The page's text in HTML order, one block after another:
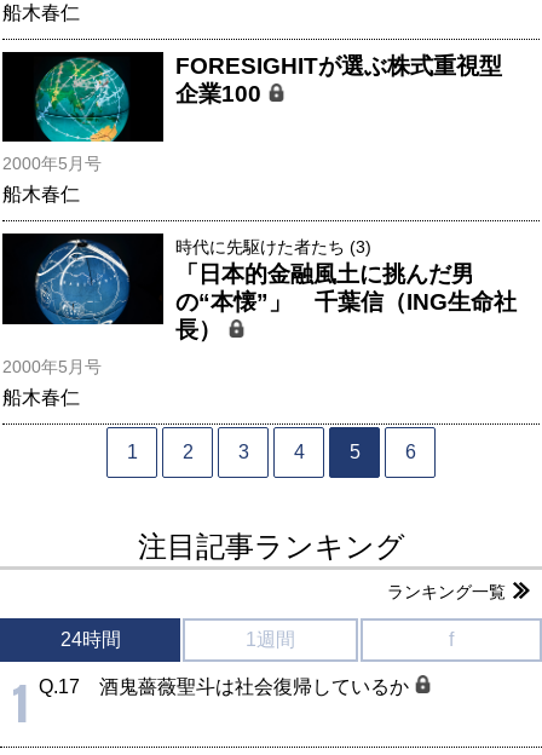
船木春仁
FORESIGHITが選ぶ株式重視型
企業100
2000年5月号
船木春仁
時代に先駆けた者たち (3)
「日本的金融風土に挑んだ男
の“本懐”」 千葉信（ING生命社
長）
2000年5月号
船木春仁
1 2 3 4 5 6
注目記事ランキング
ランキング一覧
24時間 1週間 f
1 Q.17 酒鬼薔薇聖斗は社会復帰しているか